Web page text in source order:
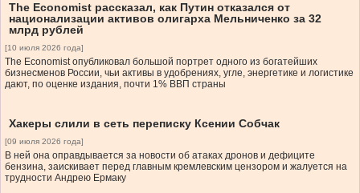
The Economist рассказал, как Путин отказался от
национализации активов олигарха Мельниченко за 32
млрд рублей
[10 июля 2026 года]
The Economist опубликовал большой портрет одного из богатейших
бизнесменов России, чьи активы в удобрениях, угле, энергетике и логистике
дают, по оценке издания, почти 1% ВВП страны
Хакеры слили в сеть переписку Ксении Собчак
[09 июля 2026 года]
В ней она оправдывается за новости об атаках дронов и дефиците
бензина, заискивает перед главным кремлевским цензором и жалуется на
трудности Андрею Ермаку